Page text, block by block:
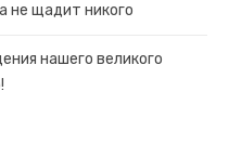
не щадит никого
нашего великого